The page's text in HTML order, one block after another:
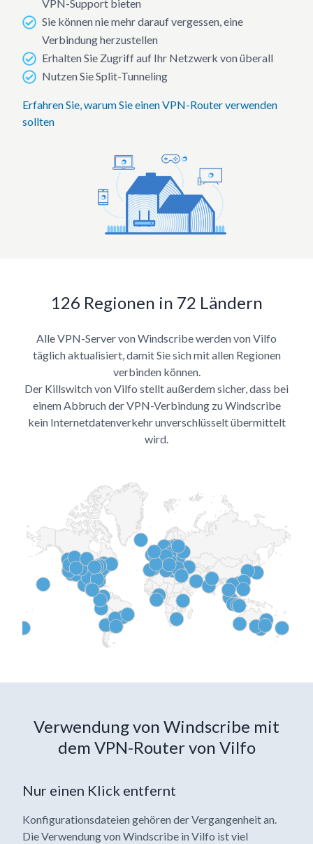
VPN-Support bieten
Sie können nie mehr darauf vergessen, eine
Verbindung herzustellen
Erhalten Sie Zugriff auf Ihr Netzwerk von überall
Nutzen Sie Split-Tunneling
Erfahren Sie, warum Sie einen VPN-Router verwenden
sollten
126 Regionen in 72 Ländern
Alle VPN-Server von Windscribe werden von Vilfo
täglich aktualisiert, damit Sie sich mit allen Regionen
verbinden können.
Der Killswitch von Vilfo stellt außerdem sicher, dass bei
einem Abbruch der VPN-Verbindung zu Windscribe
kein Internetdatenverkehr unverschlüsselt übermittelt
wird.
Verwendung von Windscribe mit
dem VPN-Router von Vilfo
Nur einen Klick entfernt
Konfigurationsdateien gehören der Vergangenheit an.
Die Verwendung von Windscribe in Vilfo ist viel